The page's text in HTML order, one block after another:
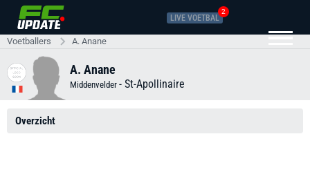
LIVE VOETBAL
2
Voetballers A. Anane
A. Anane
Middenvelder - St-Apollinaire
Overzicht